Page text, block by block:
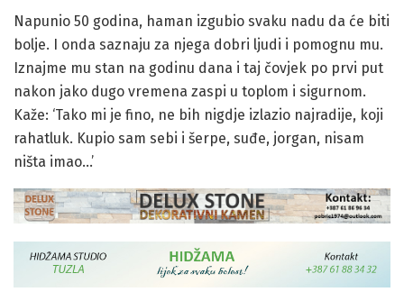
Napunio 50 godina, haman izgubio svaku nadu da će biti
bolje. I onda saznaju za njega dobri ljudi i pomognu mu.
Iznajme mu stan na godinu dana i taj čovjek po prvi put
nakon jako dugo vremena zaspi u toplom i sigurnom.
Kaže: ‘Tako mi je fino, ne bih nigdje izlazio najradije, koji
rahatluk. Kupio sam sebi i šerpe, suđe, jorgan, nisam
ništa imao…’